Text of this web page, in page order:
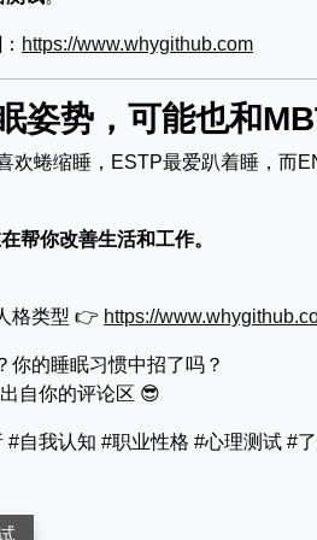
： https://www.whygithub.com
姿势，可能也和
蜷缩睡，ESTP最爱趴着睡，而
帮你改善生活和工作。
格类型 👉 https://
你的睡眠习惯中招了吗？
自你的评论区 😎
自我认知 #职业性格 #心理测试 #